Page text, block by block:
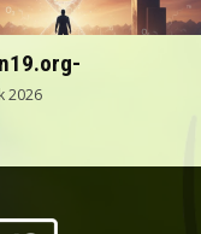
2026